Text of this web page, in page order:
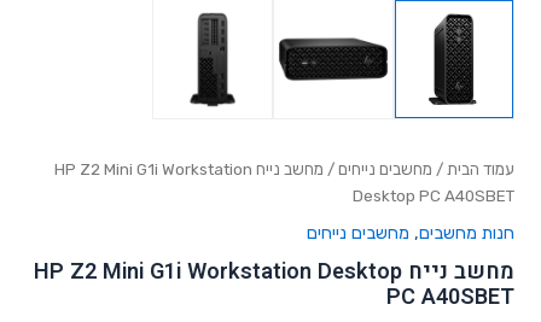
עמוד הבית / מחשבים נייחים
/ מחשב נייח HP Z2 Mini G1i Workstation
Desktop PC A40SBET
חנות מחשבים, מחשבים נייחים
מחשב נייח HP Z2 Mini G1i Workstation Desktop
PC A40SBET